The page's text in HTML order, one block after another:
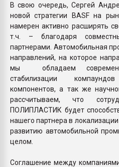
В свою очередь, Сергей
новой стратегии BASF на
намерен активно расширять
т.ч. – благодаря
партнерами. Автомобильная
направлений, на которое
мы обладаем
стабилизации
компонентов, а так же
рассчитываем, что
ПОЛИПЛАСТИК будет
нашего партнера в
развитию автомобильной
целом.
Соглашение между